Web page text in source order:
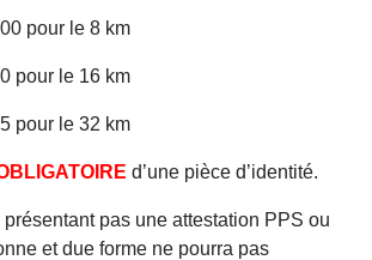
pour le 8 km
pour le 16 km
pour le 32 km
d’une pièce d’identité.
pas une attestation PPS ou
et due forme ne pourra pas